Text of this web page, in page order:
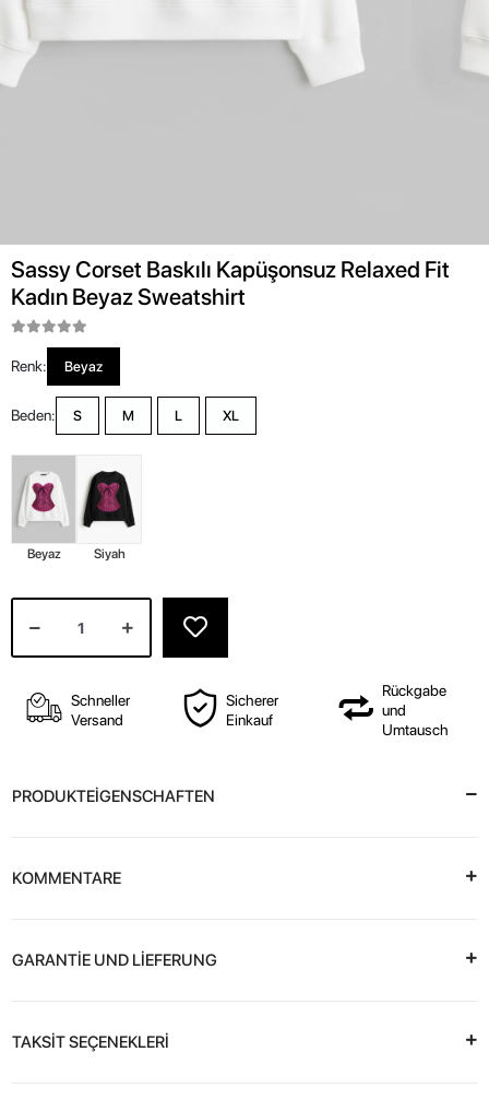
Sassy Corset Baskılı Kapüşonsuz Relaxed Fit
Kadın Beyaz Sweatshirt
Renk: Beyaz
Beden: S M L XL
Beyaz Siyah
Schneller
Versand
Sicherer
Einkauf
Rückgabe
und
Umtausch
PRODUKTEİGENSCHAFTEN
KOMMENTARE
GARANTİE UND LİEFERUNG
TAKSİT SEÇENEKLERİ